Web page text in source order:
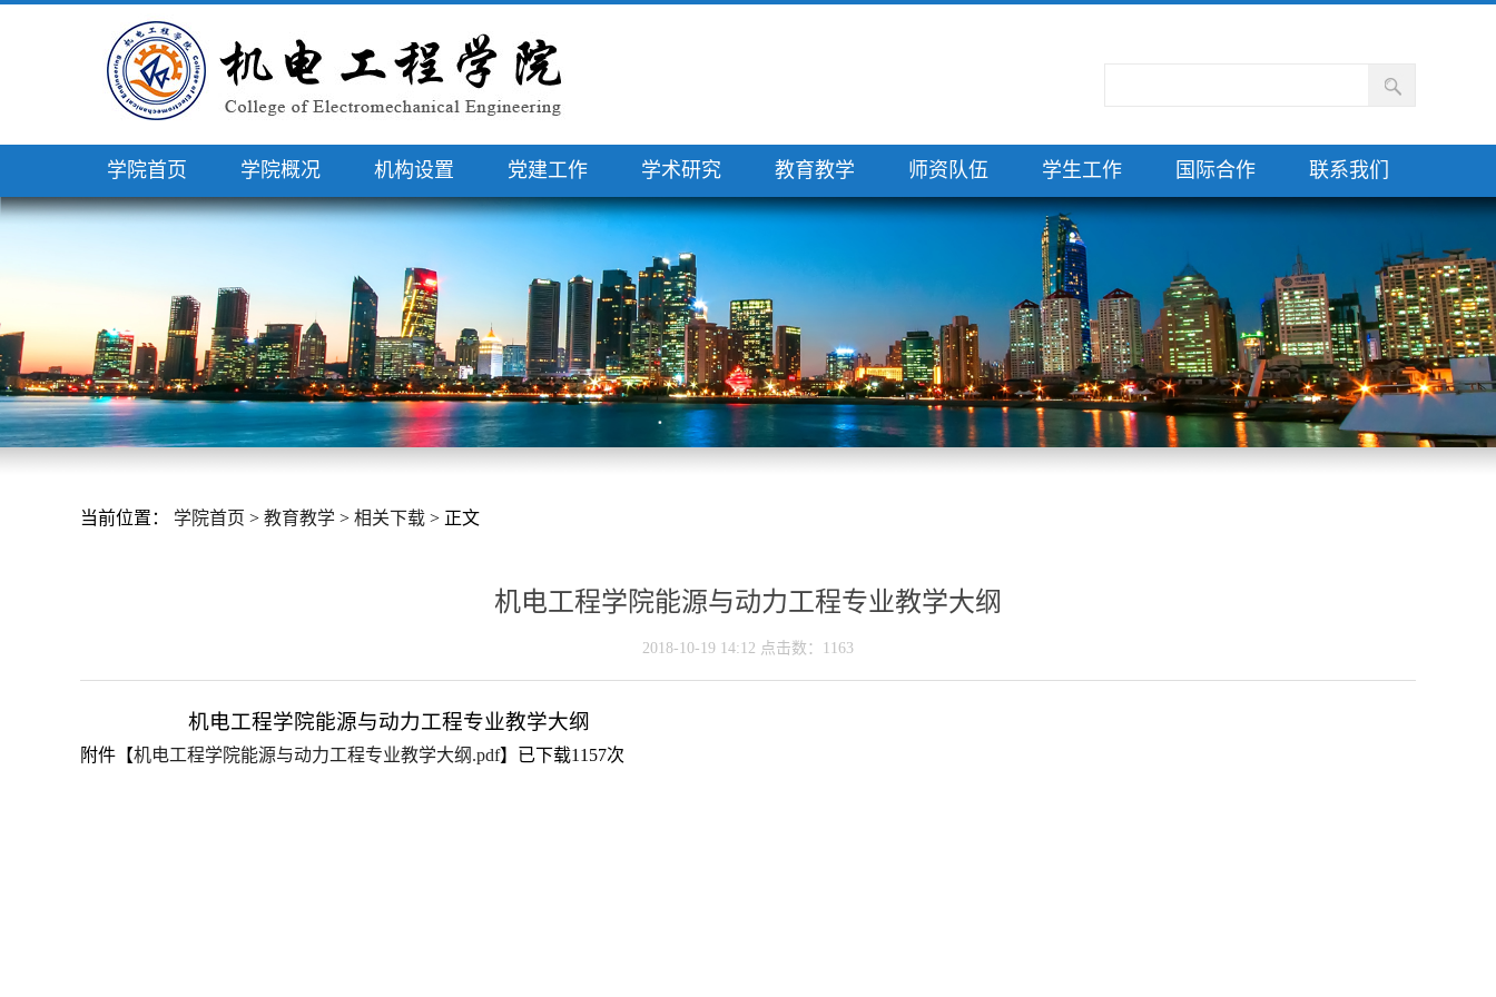
学院首页 学院概况 机构设置 党建工作 学术研究 教育教学 师资队伍 学生工作 国际合作 联系我们
当前位置： 学院首页 > 教育教学 > 相关下载 > 正文
机电工程学院能源与动力工程专业教学大纲
2018-10-19 14:12 点击数： 1163
机电工程学院能源与动力工程专业教学大纲
附件【机电工程学院能源与动力工程专业教学大纲.pdf】已下载1157次